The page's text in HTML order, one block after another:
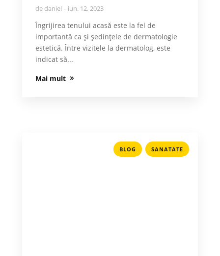
de daniel iun. 12, 2023
Îngrijirea tenului acasă este la fel de
importantă ca și ședințele de dermatologie
estetică. Între vizitele la dermatolog, este
indicat să...
Mai mult
BLOG , SANATATE